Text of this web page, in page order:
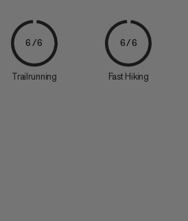
6/6
Trailrunning
6/6
Fast Hiking